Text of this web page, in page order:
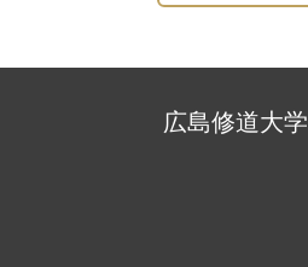
広島修道大学